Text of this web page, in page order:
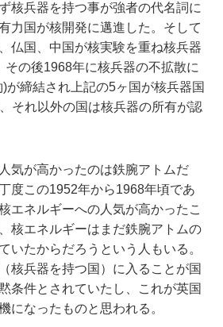
核兵器を持つ事が強者の代名詞に
力国が核開発に邁進した。そして
仏国、中国が核実験を重ね核兵器
その後1968年に核兵器の不拡散に
が締結され上記の5ヶ国が核兵器国
それ以外の国は核兵器の所有が認
気が高かったのは鉄腕アトムだ
度この1952年から1968年頃であ
エネルギーへの人気が高かったこ
核エネルギーはまだ鉄腕アトムの
いたからだろうという人もいる。
核兵器を持つ国）に入ることが国
条件とされていたし、これが英国
になったものと思われる。